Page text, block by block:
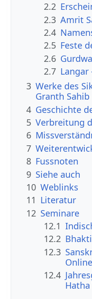
2.2
2.3 Amrit
2.4
2.5 Feste
2.6
2.7 Langar
3 Werke des
Granth Sahib
4 Geschichte
5 Verbreitung
6
7
8 Fussnoten
9 Siehe auch
10 Weblinks
11 Literatur
12 Seminare
12.1
12.2
12.3
12.4
Hatha